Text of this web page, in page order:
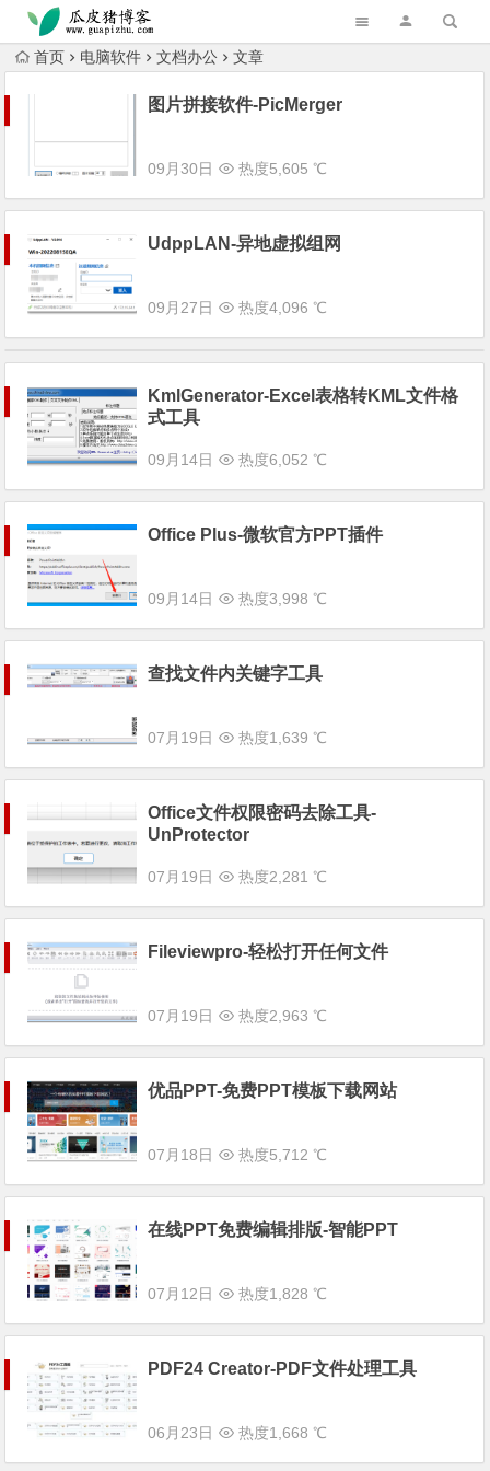
跳转到主内容
首页 电脑软件 文档办公 文章
图片拼接软件-PicMerger
09月30日 热度5,605 ℃
UdppLAN-异地虚拟组网
09月27日 热度4,096 ℃
KmlGenerator-Excel表格转KML文件格
式工具
09月14日 热度6,052 ℃
Office Plus-微软官方PPT插件
09月14日 热度3,998 ℃
查找文件内关键字工具
07月19日 热度1,639 ℃
Office文件权限密码去除工具-
UnProtector
07月19日 热度2,281 ℃
Fileviewpro-轻松打开任何文件
07月19日 热度2,963 ℃
优品PPT-免费PPT模板下载网站
07月18日 热度5,712 ℃
在线PPT免费编辑排版-智能PPT
07月12日 热度1,828 ℃
PDF24 Creator-PDF文件处理工具
06月23日 热度1,668 ℃